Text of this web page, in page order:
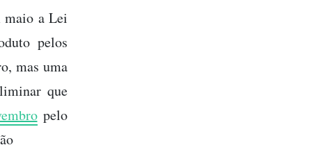
maio a Lei
pelos
mas uma
que
pelo